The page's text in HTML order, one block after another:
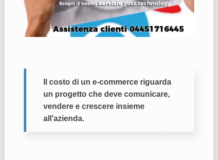
Il costo di un e-commerce riguarda
un progetto che deve comunicare,
vendere e crescere insieme
all'azienda.